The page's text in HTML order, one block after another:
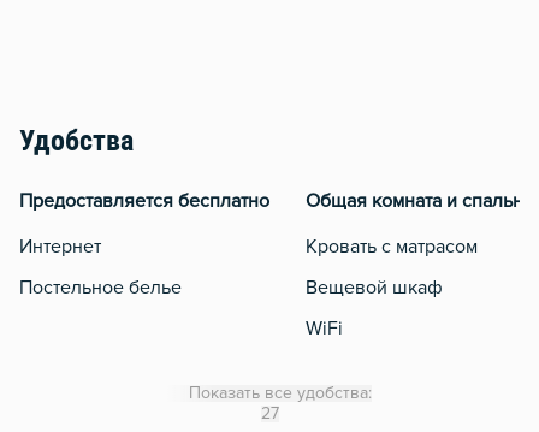
Удобства
Предоставляется бесплатно
Интернет
Постельное белье
Общая комната и спальня
Кровать с матрасом
Вещевой шкаф
WiFi
Показать все удобства:
27